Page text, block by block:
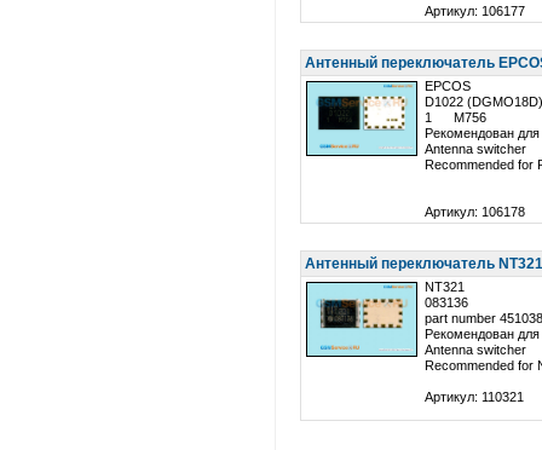
Артикул: 106177
Антенный переключатель
EPCOS
D1022
1 M756
Рекомендован
Antenna switcher
Recommended for
Артикул: 106178
Антенный переключатель
NT321
083136
part number
Рекомендован
Antenna switcher
Recommended for
Артикул: 110321